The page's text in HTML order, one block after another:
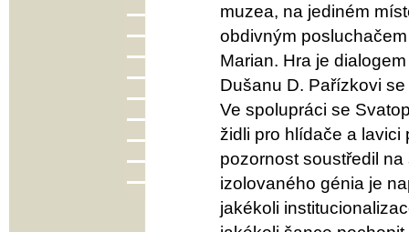
muzea, na jediném
obdivným
Marian. Hra je
Dušanu D. Pařízkovi
Ve spolupráci se
židli pro hlídače a
pozornost soustředil
izolovaného génia je
jakékoli